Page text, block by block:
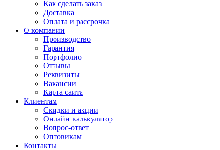
Как сделать заказ
Доставка
Оплата и рассрочка
О компании
Производство
Гарантия
Портфолио
Отзывы
Реквизиты
Вакансии
Карта сайта
Клиентам
Скидки и акции
Онлайн-калькулятор
Вопрос-ответ
Оптовикам
Контакты